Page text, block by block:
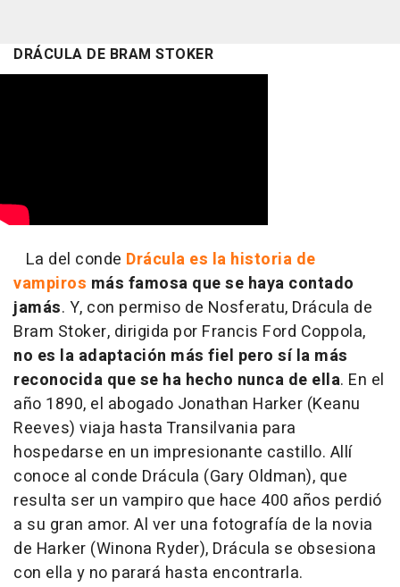
DRÁCULA DE BRAM STOKER
La del conde Drácula es la historia de
vampiros más famosa que se haya contado
jamás. Y, con permiso de Nosferatu, Drácula de
Bram Stoker, dirigida por Francis Ford Coppola,
no es la adaptación más fiel pero sí la más
reconocida que se ha hecho nunca de ella. En el
año 1890, el abogado Jonathan Harker (Keanu
Reeves) viaja hasta Transilvania para
hospedarse en un impresionante castillo. Allí
conoce al conde Drácula (Gary Oldman), que
resulta ser un vampiro que hace 400 años perdió
a su gran amor. Al ver una fotografía de la novia
de Harker (Winona Ryder), Drácula se obsesiona
con ella y no parará hasta encontrarla.